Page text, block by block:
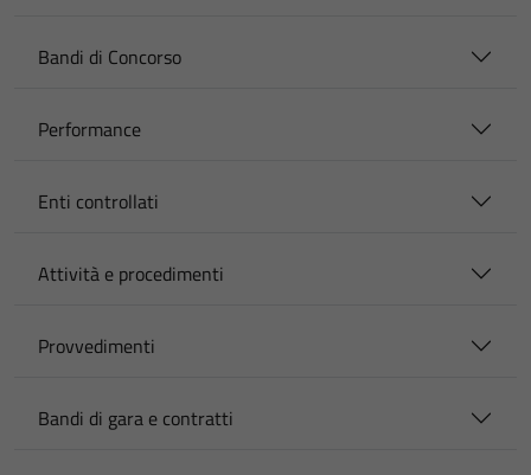
Bandi di Concorso
Performance
Enti controllati
Attività e procedimenti
Provvedimenti
Bandi di gara e contratti